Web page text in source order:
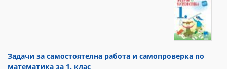
Задачи за самостоятелна работа и самопроверка по
математика за 1. клас